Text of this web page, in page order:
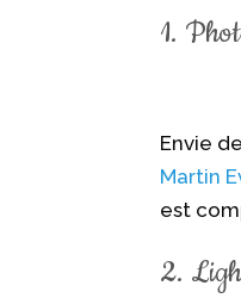
1.
Envie
Martin
est
2.